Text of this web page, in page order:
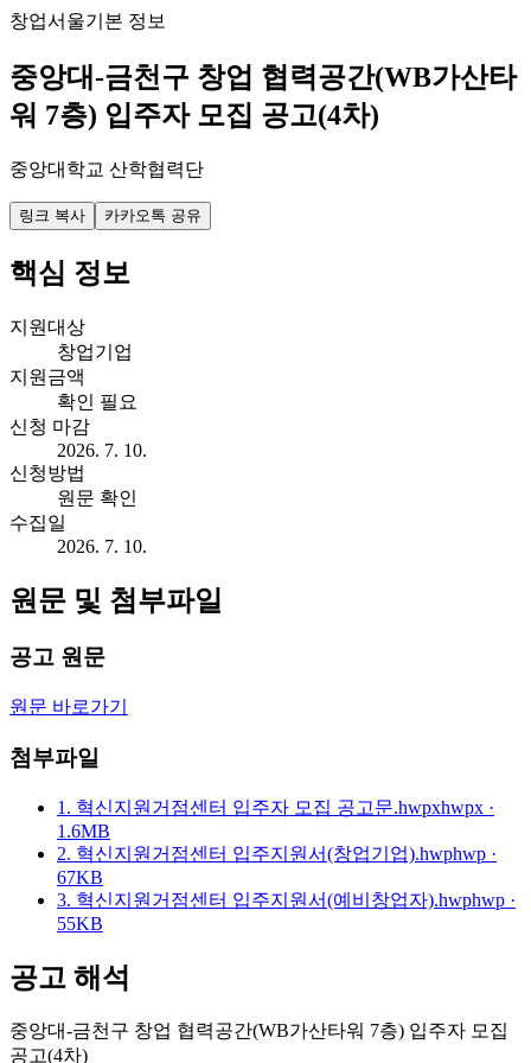
창업서울기본 정보
중앙대-금천구 창업 협력공간(WB가산타
워 7층) 입주자 모집 공고(4차)
중앙대학교 산학협력단
링크 복사 카카오톡 공유
핵심 정보
지원대상
창업기업
지원금액
확인 필요
신청 마감
2026. 7. 10.
신청방법
원문 확인
수집일
2026. 7. 10.
원문 및 첨부파일
공고 원문
원문 바로가기
첨부파일
1. 혁신지원거점센터 입주자 모집 공고문.hwpxhwpx ·
1.6MB
2. 혁신지원거점센터 입주지원서(창업기업).hwphwp ·
67KB
3. 혁신지원거점센터 입주지원서(예비창업자).hwphwp ·
55KB
공고 해석
중앙대-금천구 창업 협력공간(WB가산타워 7층) 입주자 모집
공고(4차)